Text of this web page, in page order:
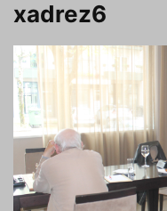
xadrez6